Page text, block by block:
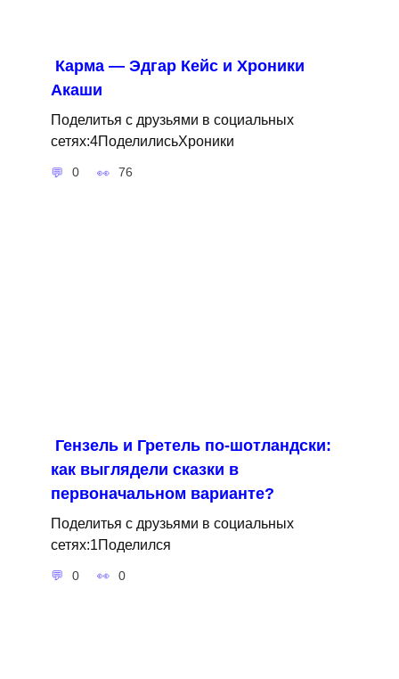
Карма — Эдгар Кейс и Хроники
Акаши
Поделитья с друзьями в социальных
сетях:4ПоделилисьХроники
0 76
Гензель и Гретель по-шотландски:
как выглядели сказки в
первоначальном варианте?
Поделитья с друзьями в социальных
сетях:1Поделился
0 0